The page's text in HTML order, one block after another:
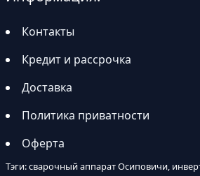
Контакты
Кредит и рассрочка
Доставка
Политика приватности
Оферта
Тэги: сварочный аппарат Осиповичи,